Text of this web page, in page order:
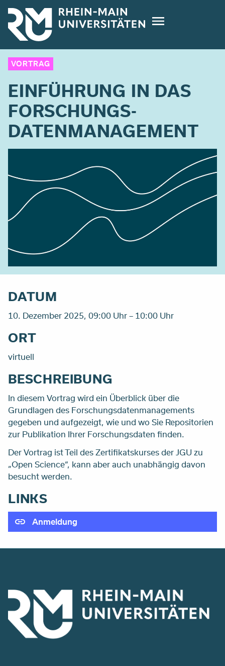
Direkt
zum
Inhalt
VORTRAG
EINFÜHRUNG IN DAS
FORSCHUNGS­
DATENMANAGEMENT
DATUM
10. Dezember 2025, 09:00 Uhr – 10:00 Uhr
ORT
virtuell
BESCHREIBUNG
In diesem Vortrag wird ein Überblick über die
Grundlagen des Forschungsdatenmanagements
gegeben und aufgezeigt, wie und wo Sie Repositorien
zur Publikation Ihrer Forschungsdaten finden.
Der Vortrag ist Teil des Zertifikatskurses der JGU zu
„Open Science“, kann aber auch unabhängig davon
besucht werden.
LINKS
Anmeldung